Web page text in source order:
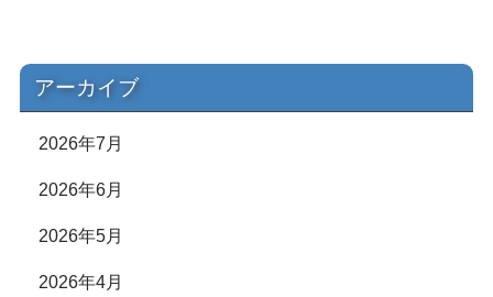
アーカイブ
2026年7月
2026年6月
2026年5月
2026年4月